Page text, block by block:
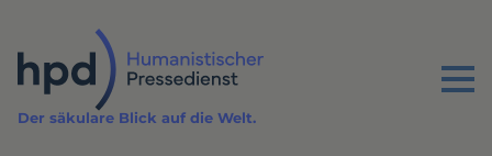
Inhalt
Menu
Der säkulare Blick auf die Welt.